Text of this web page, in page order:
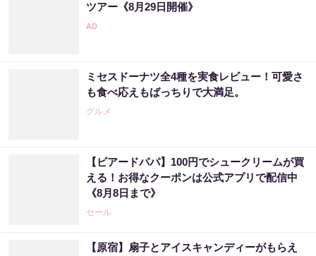
ツアー《8月29日開催》
ミセスドーナツ全4種を実食レビュー！可愛さ
も食べ応えもばっちりで大満足。
グルメ
【ビアードパパ】100円でシュークリームが買
える！お得なクーポンは公式アプリで配信中
《8月8日まで》
セール
【原宿】扇子とアイスキャンディーがもらえ